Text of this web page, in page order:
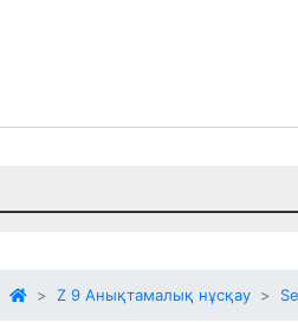
Z 9 Анықтамалық нұсқау